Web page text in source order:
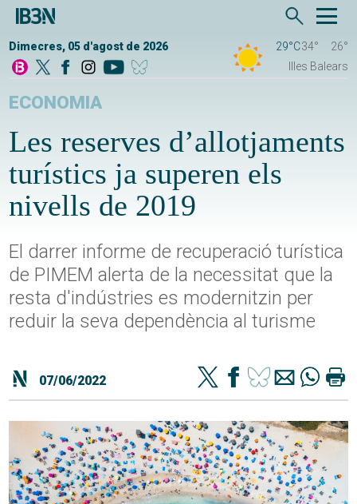
Dimecres, 05 d'agost de 2026 29°C34°
26°
Illes Balears
ECONOMIA
Les reserves d’allotjaments
turístics ja superen els
nivells de 2019
El darrer informe de recuperació turística
de PIMEM alerta de la necessitat que la
resta d'indústries es modernitzin per
reduir la seva dependència al turisme
07/06/2022